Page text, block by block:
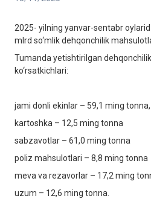
2025- yilning yanvar-sentabr
mlrd so‘mlik dehqonchilik
Tumanda yetishtirilgan
ko‘rsatkichlari:
jami donli ekinlar – 59,1 ming tonna,
kartoshka – 12,5 ming tonna
sabzavotlar – 61,0 ming tonna
poliz mahsulotlari – 8,8 ming tonna
meva va rezavorlar – 17,2 ming
uzum – 12,6 ming tonna.